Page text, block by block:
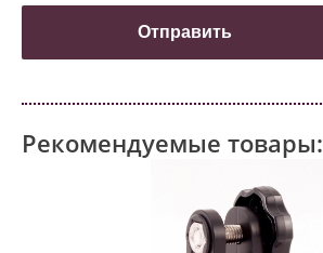
Рекомендуемые товары: